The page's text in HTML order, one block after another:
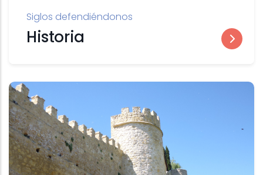
Siglos defendiéndonos
Historia